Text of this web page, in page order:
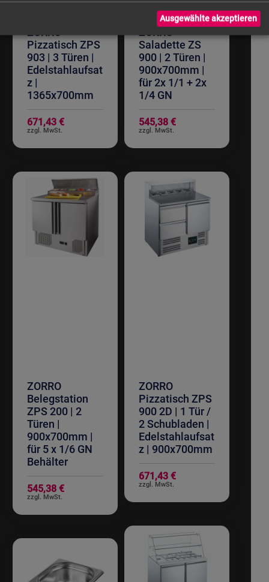
ZORRO
Pizzatisch ZPS
903 | 3 Türen |
Edelstahlaufsat
z |
1365x700mm
671,43 €
ZORRO
Belegstation
ZPS 200 | 2
Türen |
900x700mm |
für 5 x 1/6 GN
Behälter
545,38 €
ZORRO
Saladette ZS
900 | 2 Türen |
900x700mm |
für 2x 1/1 + 2x
1/4 GN
545,38 €
ZORRO
Pizzatisch ZPS
900 2D | 1 Tür /
2 Schubladen |
Edelstahlaufsat
z | 900x700mm
671,43 €
Ausgewählte akzeptieren